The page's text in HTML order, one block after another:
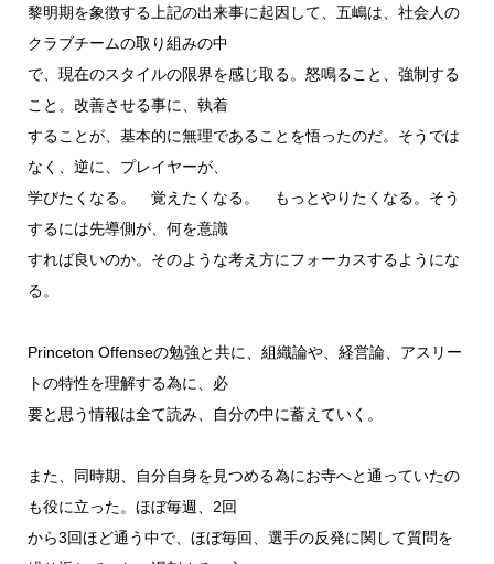
黎明期を象徴する上記の出来事に起因して、五嶋は、社会人の
クラブチームの取り組みの中
で、現在のスタイルの限界を感じ取る。怒鳴ること、強制する
こと。改善させる事に、執着
することが、基本的に無理であることを悟ったのだ。そうでは
なく、逆に、プレイヤーが、
学びたくなる。 覚えたくなる。 もっとやりたくなる。そう
するには先導側が、何を意識
すれば良いのか。そのような考え方にフォーカスするようにな
る。
Princeton Offenseの勉強と共に、組織論や、経営論、アスリー
トの特性を理解する為に、必
要と思う情報は全て読み、自分の中に蓄えていく。
また、同時期、自分自身を見つめる為にお寺へと通っていたの
も役に立った。ほぼ毎週、2回
から3回ほど通う中で、ほぼ毎回、選手の反発に関して質問を